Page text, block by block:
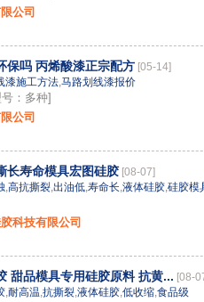
公司
保吗 丙烯酸漆正宗配方 [05-14]
漆施工方法,马路划线漆报价
：多种]
公司
长寿命模具宏图硅胶 [08-07]
,高抗撕裂,出油低,寿命长,液体硅胶,硅胶模
科技有限公司
甜品模具专用硅胶原料 抗黄... [08-
,耐高温,抗撕裂,液体硅胶,低收缩,食品级